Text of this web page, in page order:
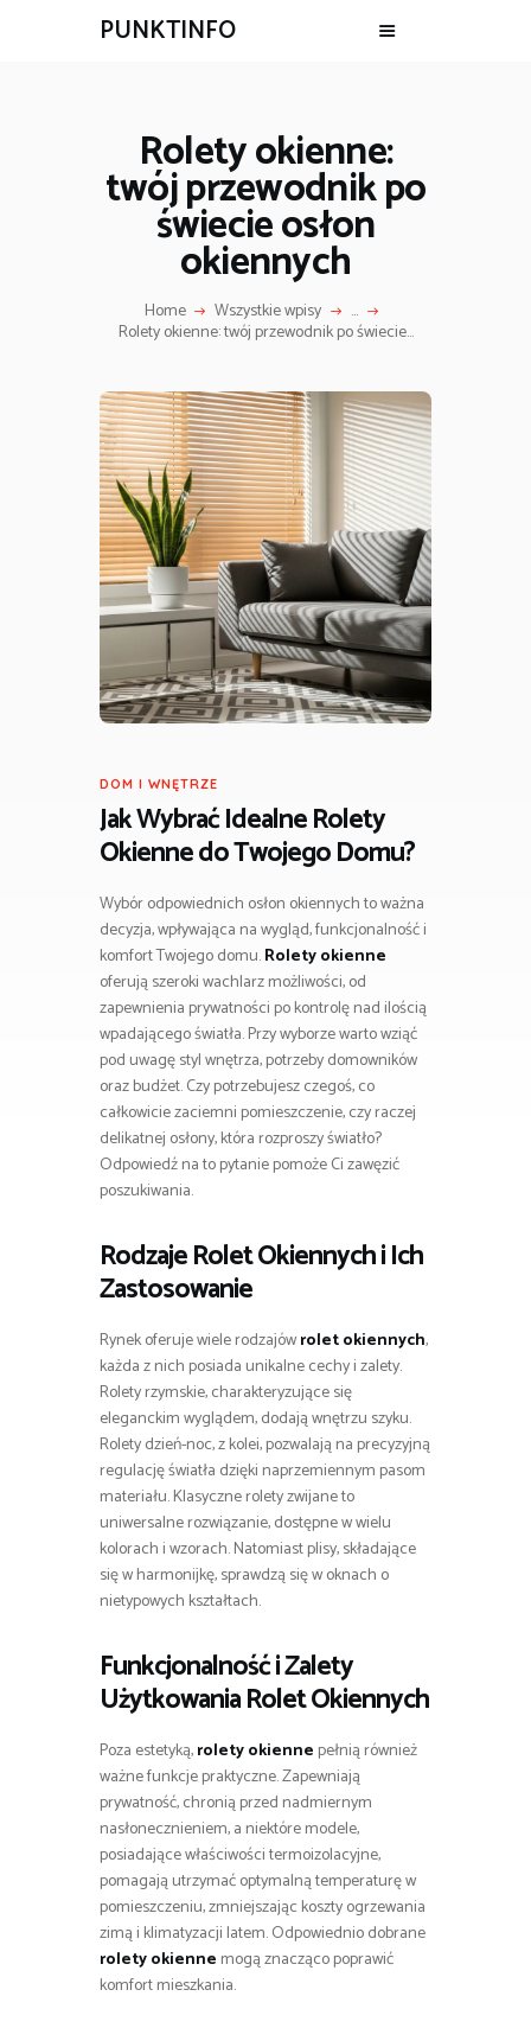
PUNKTINFO
Rolety okienne:
twój przewodnik po
świecie osłon
okiennych
Home Wszystkie wpisy ...
Rolety okienne: twój przewodnik po świecie...
DOM I WNĘTRZE
Jak Wybrać IdealneRolety
Okiennedo Twojego Domu?
Wybór odpowiednich osłon okiennych to ważna
decyzja, wpływająca na wygląd, funkcjonalność i
komfort Twojego domu.Rolety okienne
oferują szeroki wachlarz możliwości, od
zapewnienia prywatności po kontrolę nad ilością
wpadającego światła. Przy wyborze warto wziąć
pod uwagę styl wnętrza, potrzeby domowników
oraz budżet. Czy potrzebujesz czegoś, co
całkowicie zaciemni pomieszczenie, czy raczej
delikatnej osłony, która rozproszy światło?
Odpowiedź na to pytanie pomoże Ci zawęzić
poszukiwania.
RodzajeRolet Okiennychi Ich
Zastosowanie
Rynek oferuje wiele rodzajówrolet okiennych,
każda z nich posiada unikalne cechy i zalety.
Rolety rzymskie, charakteryzujące się
eleganckim wyglądem, dodają wnętrzu szyku.
Rolety dzień-noc, z kolei, pozwalają na precyzyjną
regulację światła dzięki naprzemiennym pasom
materiału. Klasyczne rolety zwijane to
uniwersalne rozwiązanie, dostępne w wielu
kolorach i wzorach. Natomiast plisy, składające
się w harmonijkę, sprawdzą się w oknach o
nietypowych kształtach.
Funkcjonalność i Zalety
UżytkowaniaRolet Okiennych
Poza estetyką,rolety okienne pełnią również
ważne funkcje praktyczne. Zapewniają
prywatność, chronią przed nadmiernym
nasłonecznieniem, a niektóre modele,
posiadające właściwości termoizolacyjne,
pomagają utrzymać optymalną temperaturę w
pomieszczeniu, zmniejszając koszty ogrzewania
zimą i klimatyzacji latem. Odpowiednio dobrane
rolety okienne mogą znacząco poprawić
komfort mieszkania.